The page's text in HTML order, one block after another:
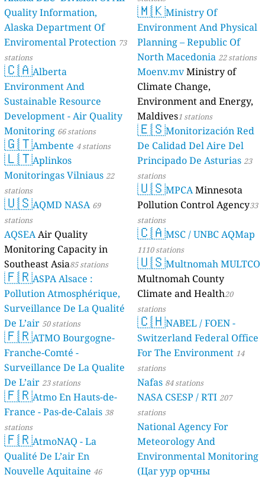
Quality Information,
Alaska Department Of
Enviromental Protection 73
stations
🇨🇦Alberta
Environment And
Sustainable Resource
Development - Air Quality
Monitoring 66 stations
🇬🇹Ambente 4 stations
🇱🇹Aplinkos
Monitoringas Vilniaus 22
stations
🇺🇸AQMD NASA 69
stations
AQSEAAir Quality
Monitoring Capacity in
Southeast Asia85 stations
🇫🇷ASPA Alsace :
Pollution Atmosphérique,
Surveillance De La Qualité
De L’air 50 stations
🇫🇷ATMO Bourgogne-
Franche-Comté -
Surveillance De La Qualite
De L’air 23 stations
🇫🇷Atmo En Hauts-de-
France - Pas-de-Calais 38
stations
🇫🇷AtmoNAQ - La
Qualité De L’air En
Nouvelle Aquitaine 46
🇲🇰Ministry Of
Environment And Physical
Planning – Republic Of
North Macedonia 22 stations
Moenv.mvMinistry of
Climate Change,
Environment and Energy,
Maldives1 stations
🇪🇸Monitorización Red
De Calidad Del Aire Del
Principado De Asturias 23
stations
🇺🇸MPCAMinnesota
Pollution Control Agency33
stations
🇨🇦MSC / UNBC AQMap
1110 stations
🇺🇸Multnomah MULTCO
Multnomah County
Climate and Health20
stations
🇨🇭NABEL / FOEN -
Switzerland Federal Office
For The Environment 14
stations
Nafas 84 stations
NASA CSESP / RTI 207
stations
National Agency For
Meteorology And
Environmental Monitoring
(Цаг уур орчны